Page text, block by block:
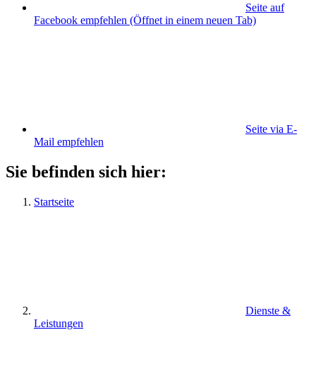
Seite auf
Facebook empfehlen (Öffnet in einem neuen Tab)
Seite via E-
Mail empfehlen
Sie befinden sich hier:
Startseite
Dienste &
Leistungen